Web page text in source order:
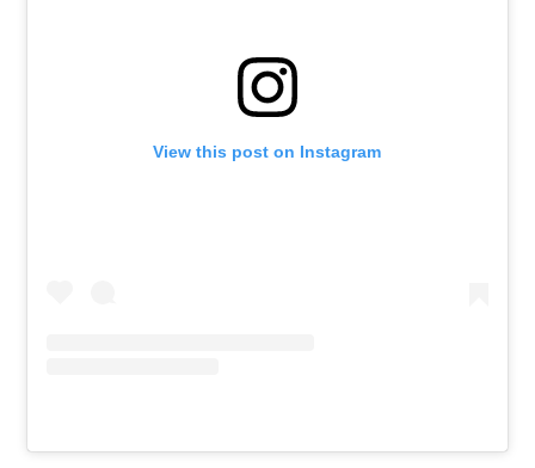
View this post on Instagram